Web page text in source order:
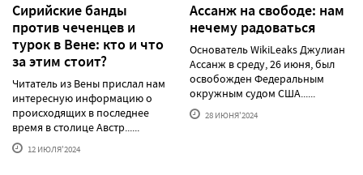
Сирийские банды
против чеченцев и
турок в Вене: кто и что
за этим стоит?
Читатель из Вены прислал нам
интересную информацию о
происходящих в последнее
время в столице Австр......
12 ИЮЛЯ'2024
Ассанж на свободе: нам
нечему радоваться
Основатель WikiLeaks Джулиан
Ассанж в среду, 26 июня, был
освобожден Федеральным
окружным судом США......
28 ИЮНЯ'2024